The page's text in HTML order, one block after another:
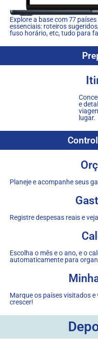
Explore a base com 77
essenciais: roteiros
fuso horário, etc, tudo para
e
lugar.
Planeje e acompanhe seus
Registre despesas reais e
Escolha o mês e o ano, e o
automaticamente para
Marque os países visitados
crescer!